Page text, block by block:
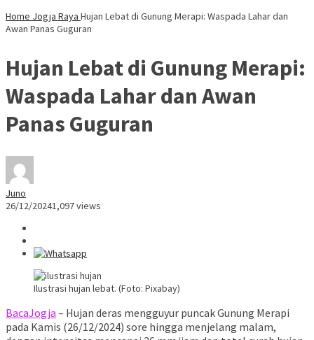
Home Jogja Raya Hujan Lebat di Gunung Merapi: Waspada Lahar dan
Awan Panas Guguran
Hujan Lebat di Gunung Merapi:
Waspada Lahar dan Awan
Panas Guguran
Juno
26/12/20241,097 views
Ilustrasi hujan lebat. (Foto: Pixabay)
BacaJogja – Hujan deras mengguyur puncak Gunung Merapi
pada Kamis (26/12/2024) sore hingga menjelang malam,